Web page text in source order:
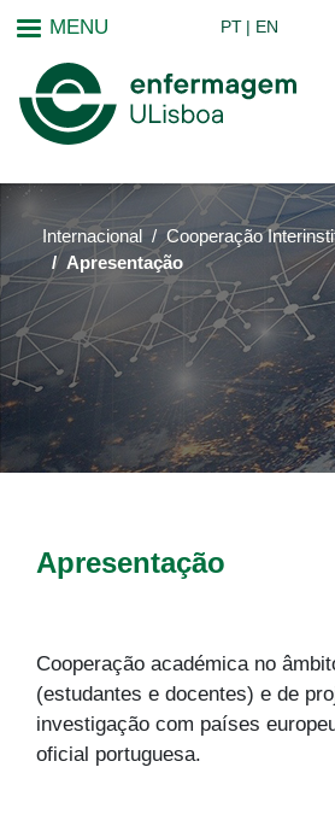
MENU PT EN
Internacional
Cooperação
Apresentação
Apresentação
Cooperação académica no
(estudantes e docentes) e de
investigação com países
oficial portuguesa.